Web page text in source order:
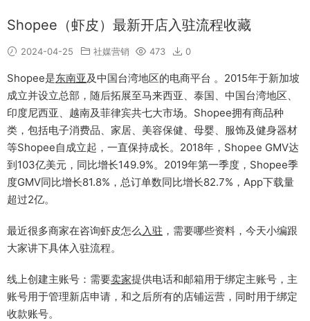
Shopee（虾皮）最新开店入驻流程收藏
2024-04-25 社媒营销 473 0
Shopee是东南亚及中国台湾地区的电商平台 。2015年于新加坡
成立并设立总部，随后拓展至马来西亚、泰国、中国台湾地区、
印度尼西亚、越南及菲律宾共七大市场。Shopee拥有商品种
类，包括电子消费品、家居、美容保健、母婴、服饰及健身器材
等Shopee自成立起，一直保持成长。2018年，Shopee GMV达
到103亿美元，同比增长149.9%。2019年第一季度，Shopee季
度GMV同比增长81.8%，总订单数同比增长82.7%，App下载量
超过2亿。
最近很多商家在咨询虾皮怎么入驻 ，需要哪些资料，今天小编跟
大家讲下具体入驻流程。
线上创建主账号：需要卖家提供电话和邮箱用于绑定主账号，主
账号用于管理新店申请，和之后所有的店铺运营，同时用于绑定
收款账号。